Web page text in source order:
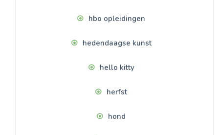
hbo opleidingen
hedendaagse kunst
hello kitty
herfst
hond